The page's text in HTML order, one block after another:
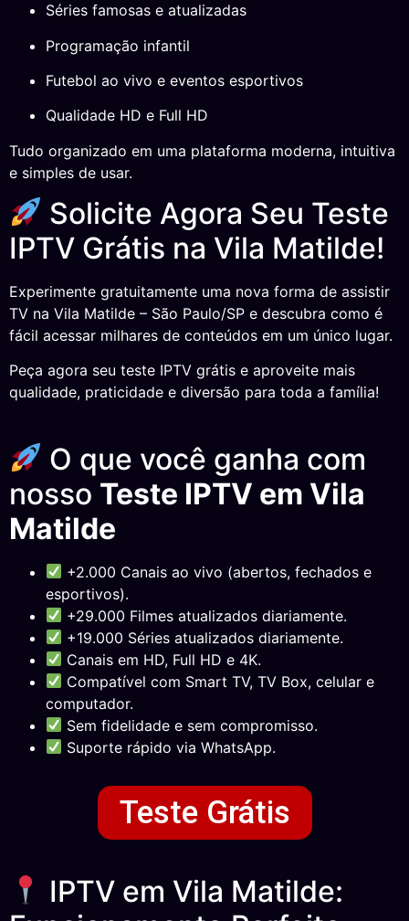
Séries famosas e atualizadas
Programação infantil
Futebol ao vivo e eventos esportivos
Qualidade HD e Full HD
Tudo organizado em uma plataforma moderna, intuitiva
e simples de usar.
Solicite Agora Seu Teste
IPTV Grátis na Vila Matilde!
Experimente gratuitamente uma nova forma de assistir
TV na Vila Matilde – São Paulo/SP e descubra como é
fácil acessar milhares de conteúdos em um único lugar.
Peça agora seu teste IPTV grátis e aproveite mais
qualidade, praticidade e diversão para toda a família!
O que você ganha com
nosso Teste IPTV em Vila
Matilde
+2.000 Canais ao vivo (abertos, fechados e
esportivos).
+29.000 Filmes atualizados diariamente.
+19.000 Séries atualizados diariamente.
Canais em HD, Full HD e 4K.
Compatível com Smart TV, TV Box, celular e
computador.
Sem fidelidade e sem compromisso.
Suporte rápido via WhatsApp.
Teste Grátis
IPTV em Vila Matilde: